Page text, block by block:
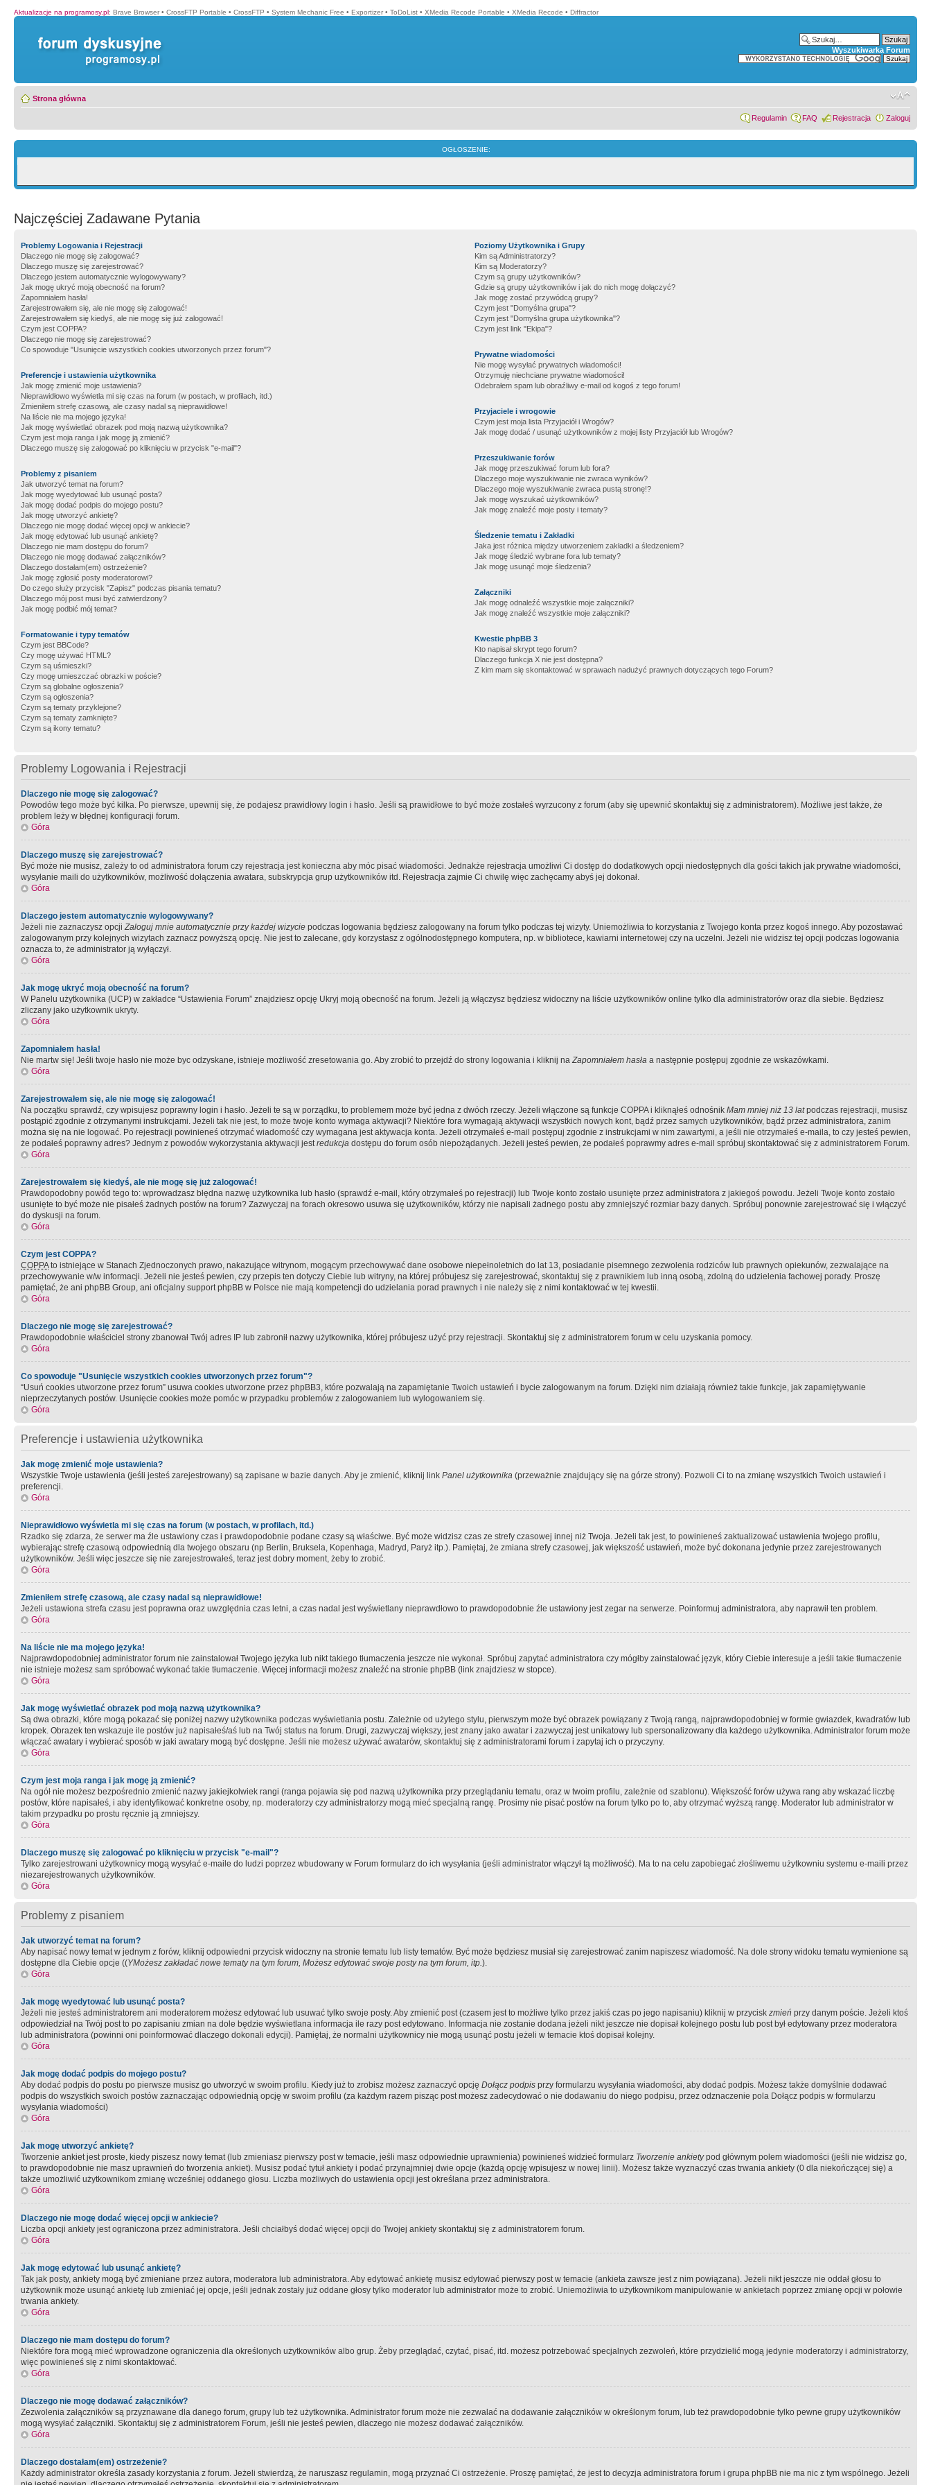
Aktualizacje na programosy.pl: Brave Browser • CrossFTP Portable • CrossFTP • System Mechanic Free • Exportizer • ToDoList • XMedia Recode Portable • XMedia Recode • Diffractor
Wyszukiwarka Forum
Strona główna
Regulamin FAQ Rejestracja Zaloguj
OGŁOSZENIE:
Najczęściej Zadawane Pytania
Problemy Logowania i Rejestracji
Dlaczego nie mogę się zalogować?
Dlaczego muszę się zarejestrować?
Dlaczego jestem automatycznie wylogowywany?
Jak mogę ukryć moją obecność na forum?
Zapomniałem hasła!
Zarejestrowałem się, ale nie mogę się zalogować!
Zarejestrowałem się kiedyś, ale nie mogę się już zalogować!
Czym jest COPPA?
Dlaczego nie mogę się zarejestrować?
Co spowoduje "Usunięcie wszystkich cookies utworzonych przez forum"?
Preferencje i ustawienia użytkownika
Jak mogę zmienić moje ustawienia?
Nieprawidłowo wyświetla mi się czas na forum (w postach, w profilach, itd.)
Zmieniłem strefę czasową, ale czasy nadal są nieprawidłowe!
Na liście nie ma mojego języka!
Jak mogę wyświetlać obrazek pod moją nazwą użytkownika?
Czym jest moja ranga i jak mogę ją zmienić?
Dlaczego muszę się zalogować po kliknięciu w przycisk "e-mail"?
Problemy z pisaniem
Jak utworzyć temat na forum?
Jak mogę wyedytować lub usunąć posta?
Jak mogę dodać podpis do mojego postu?
Jak mogę utworzyć ankietę?
Dlaczego nie mogę dodać więcej opcji w ankiecie?
Jak mogę edytować lub usunąć ankietę?
Dlaczego nie mam dostępu do forum?
Dlaczego nie mogę dodawać załączników?
Dlaczego dostałam(em) ostrzeżenie?
Jak mogę zgłosić posty moderatorowi?
Do czego służy przycisk "Zapisz" podczas pisania tematu?
Dlaczego mój post musi być zatwierdzony?
Jak mogę podbić mój temat?
Formatowanie i typy tematów
Czym jest BBCode?
Czy mogę używać HTML?
Czym są uśmieszki?
Czy mogę umieszczać obrazki w poście?
Czym są globalne ogłoszenia?
Czym są ogłoszenia?
Czym są tematy przyklejone?
Czym są tematy zamknięte?
Czym są ikony tematu?
Poziomy Użytkownika i Grupy
Kim są Administratorzy?
Kim są Moderatorzy?
Czym są grupy użytkowników?
Gdzie są grupy użytkowników i jak do nich mogę dołączyć?
Jak mogę zostać przywódcą grupy?
Czym jest "Domyślna grupa"?
Czym jest "Domyślna grupa użytkownika"?
Czym jest link "Ekipa"?
Prywatne wiadomości
Nie mogę wysyłać prywatnych wiadomości!
Otrzymuję niechciane prywatne wiadomości!
Odebrałem spam lub obraźliwy e-mail od kogoś z tego forum!
Przyjaciele i wrogowie
Czym jest moja lista Przyjaciół i Wrogów?
Jak mogę dodać / usunąć użytkowników z mojej listy Przyjaciół lub Wrogów?
Przeszukiwanie forów
Jak mogę przeszukiwać forum lub fora?
Dlaczego moje wyszukiwanie nie zwraca wyników?
Dlaczego moje wyszukiwanie zwraca pustą stronę!?
Jak mogę wyszukać użytkowników?
Jak mogę znaleźć moje posty i tematy?
Śledzenie tematu i Zakładki
Jaka jest różnica między utworzeniem zakładki a śledzeniem?
Jak mogę śledzić wybrane fora lub tematy?
Jak mogę usunąć moje śledzenia?
Załączniki
Jak mogę odnaleźć wszystkie moje załączniki?
Jak mogę znaleźć wszystkie moje załączniki?
Kwestie phpBB 3
Kto napisał skrypt tego forum?
Dlaczego funkcja X nie jest dostępna?
Z kim mam się skontaktować w sprawach nadużyć prawnych dotyczących tego Forum?
Problemy Logowania i Rejestracji
Dlaczego nie mogę się zalogować?
Powodów tego może być kilka. Po pierwsze, upewnij się, że podajesz prawidłowy login i hasło. Jeśli są prawidłowe to być może zostałeś wyrzucony z forum (aby się upewnić skontaktuj się z administratorem). Możliwe jest także, że
problem leży w błędnej konfiguracji forum.
Góra
Dlaczego muszę się zarejestrować?
Być może nie musisz, zależy to od administratora forum czy rejestracja jest konieczna aby móc pisać wiadomości. Jednakże rejestracja umożliwi Ci dostęp do dodatkowych opcji niedostępnych dla gości takich jak prywatne wiadomości,
wysyłanie maili do użytkowników, możliwość dołączenia awatara, subskrypcja grup użytkowników itd. Rejestracja zajmie Ci chwilę więc zachęcamy abyś jej dokonał.
Góra
Dlaczego jestem automatycznie wylogowywany?
Jeżeli nie zaznaczysz opcjiZaloguj mnie automatycznie przy każdej wizycie podczas logowania będziesz zalogowany na forum tylko podczas tej wizyty. Uniemożliwia to korzystania z Twojego konta przez kogoś innego. Aby pozostawać
zalogowanym przy kolejnych wizytach zaznacz powyższą opcję. Nie jest to zalecane, gdy korzystasz z ogólnodostępnego komputera, np. w bibliotece, kawiarni internetowej czy na uczelni. Jeżeli nie widzisz tej opcji podczas logowania
oznacza to, że administrator ją wyłączył.
Góra
Jak mogę ukryć moją obecność na forum?
W Panelu użytkownika (UCP) w zakładce “Ustawienia Forum” znajdziesz opcję Ukryj moją obecność na forum. Jeżeli ją włączysz będziesz widoczny na liście użytkowników online tylko dla administratorów oraz dla siebie. Będziesz
zliczany jako użytkownik ukryty.
Góra
Zapomniałem hasła!
Nie martw się! Jeśli twoje hasło nie może byc odzyskane, istnieje możliwość zresetowania go. Aby zrobić to przejdź do strony logowania i kliknij naZapomniałem hasła a następnie postępuj zgodnie ze wskazówkami.
Góra
Zarejestrowałem się, ale nie mogę się zalogować!
Na początku sprawdź, czy wpisujesz poprawny login i hasło. Jeżeli te są w porządku, to problemem może być jedna z dwóch rzeczy. Jeżeli włączone są funkcje COPPA i kliknąłeś odnośnik Mam mniej niż 13 latpodczas rejestracji, musisz
postąpić zgodnie z otrzymanymi instrukcjami. Jeżeli tak nie jest, to może twoje konto wymaga aktywacji? Niektóre fora wymagają aktywacji wszystkich nowych kont, bądź przez samych użytkowników, bądź przez administratora, zanim
można się na nie logować. Po rejestracji powinieneś otrzymać wiadomość czy wymagana jest aktywacja konta. Jeżeli otrzymałeś e-mail postępuj zgodnie z instrukcjami w nim zawartymi, a jeśli nie otrzymałeś e-maila, to czy jesteś pewien,
że podałeś poprawny adres? Jednym z powodów wykorzystania aktywacji jestredukcja dostępu do forum osób niepożądanych. Jeżeli jesteś pewien, że podałeś poprawmy adres e-mail spróbuj skontaktować się z administratorem Forum.
Góra
Zarejestrowałem się kiedyś, ale nie mogę się już zalogować!
Prawdopodobny powód tego to: wprowadzasz błędna nazwę użytkownika lub hasło (sprawdź e-mail, który otrzymałeś po rejestracji) lub Twoje konto zostało usunięte przez administratora z jakiegoś powodu. Jeżeli Twoje konto zostało
usunięte to być może nie pisałeś żadnych postów na forum? Zazwyczaj na forach okresowo usuwa się użytkowników, którzy nie napisali żadnego postu aby zmniejszyć rozmiar bazy danych. Spróbuj ponownie zarejestrować się i włączyć
do dyskusji na forum.
Góra
Czym jest COPPA?
COPPAto istniejące w Stanach Zjednoczonych prawo, nakazujące witrynom, mogącym przechowywać dane osobowe niepełnoletnich do lat 13, posiadanie pisemnego zezwolenia rodziców lub prawnych opiekunów, zezwalające na
przechowywanie w/w informacji. Jeżeli nie jesteś pewien, czy przepis ten dotyczy Ciebie lub witryny, na której próbujesz się zarejestrować, skontaktuj się z prawnikiem lub inną osobą, zdolną do udzielenia fachowej porady. Proszę
pamiętać, że ani phpBB Group, ani oficjalny support phpBB w Polsce nie mają kompetencji do udzielania porad prawnych i nie należy się z nimi kontaktować w tej kwestii.
Góra
Dlaczego nie mogę się zarejestrować?
Prawdopodobnie właściciel strony zbanował Twój adres IP lub zabronił nazwy użytkownika, której próbujesz użyć przy rejestracji. Skontaktuj się z administratorem forum w celu uzyskania pomocy.
Góra
Co spowoduje "Usunięcie wszystkich cookies utworzonych przez forum"?
“Usuń cookies utworzone przez forum” usuwa cookies utworzone przez phpBB3, które pozwalają na zapamiętanie Twoich ustawień i bycie zalogowanym na forum. Dzięki nim działają również takie funkcje, jak zapamiętywanie
nieprzeczytanych postów. Usunięcie cookies może pomóc w przypadku problemów z zalogowaniem lub wylogowaniem się.
Góra
Preferencje i ustawienia użytkownika
Jak mogę zmienić moje ustawienia?
Wszystkie Twoje ustawienia (jeśli jesteś zarejestrowany) są zapisane w bazie danych. Aby je zmienić, kliknij link Panel użytkownika (przeważnie znajdujący się na górze strony). Pozwoli Ci to na zmianę wszystkich Twoich ustawień i
preferencji.
Góra
Nieprawidłowo wyświetla mi się czas na forum (w postach, w profilach, itd.)
Rzadko się zdarza, że serwer ma źle ustawiony czas i prawdopodobnie podane czasy są właściwe. Być może widzisz czas ze strefy czasowej innej niż Twoja. Jeżeli tak jest, to powinieneś zaktualizować ustawienia twojego profilu,
wybierając strefę czasową odpowiednią dla twojego obszaru (np Berlin, Bruksela, Kopenhaga, Madryd, Paryż itp.). Pamiętaj, że zmiana strefy czasowej, jak większość ustawień, może być dokonana jedynie przez zarejestrowanych
użytkowników. Jeśli więc jeszcze się nie zarejestrowałeś, teraz jest dobry moment, żeby to zrobić.
Góra
Zmieniłem strefę czasową, ale czasy nadal są nieprawidłowe!
Jeżeli ustawiona strefa czasu jest poprawna oraz uwzględnia czas letni, a czas nadal jest wyświetlany nieprawdłowo to prawdopodobnie źle ustawiony jest zegar na serwerze. Poinformuj administratora, aby naprawił ten problem.
Góra
Na liście nie ma mojego języka!
Najprawdopodobniej administrator forum nie zainstalował Twojego języka lub nikt takiego tłumaczenia jeszcze nie wykonał. Spróbuj zapytać administratora czy mógłby zainstalować język, który Ciebie interesuje a jeśli takie tłumaczenie
nie istnieje możesz sam spróbować wykonać takie tłumaczenie. Więcej informacji możesz znaleźć na stronie phpBB (link znajdziesz w stopce).
Góra
Jak mogę wyświetlać obrazek pod moją nazwą użytkownika?
Są dwa obrazki, które mogą pokazać się poniżej nazwy użytkownika podczas wyświetlania postu. Zależnie od użytego stylu, pierwszym może być obrazek powiązany z Twoją rangą, najprawdopodobniej w formie gwiazdek, kwadratów lub
kropek. Obrazek ten wskazuje ile postów już napisałeś/aś lub na Twój status na forum. Drugi, zazwyczaj większy, jest znany jako awatar i zazwyczaj jest unikatowy lub spersonalizowany dla każdego użytkownika. Administrator forum może
włączać awatary i wybierać sposób w jaki awatary mogą być dostępne. Jeśli nie możesz używać awatarów, skontaktuj się z administratorami forum i zapytaj ich o przyczyny.
Góra
Czym jest moja ranga i jak mogę ją zmienić?
Na ogół nie możesz bezpośrednio zmienić nazwy jakiejkolwiek rangi (ranga pojawia się pod nazwą użytkownika przy przeglądaniu tematu, oraz w twoim profilu, zależnie od szablonu). Większość forów używa rang aby wskazać liczbę
postów, które napisałeś, i aby identyfikować konkretne osoby, np. moderatorzy czy administratorzy mogą mieć specjalną rangę. Prosimy nie pisać postów na forum tylko po to, aby otrzymać wyższą rangę. Moderator lub administrator w
takim przypadku po prostu ręcznie ją zmniejszy.
Góra
Dlaczego muszę się zalogować po kliknięciu w przycisk "e-mail"?
Tylko zarejestrowani użytkownicy mogą wysyłać e-maile do ludzi poprzez wbudowany w Forum formularz do ich wysyłania (jeśli administrator włączył tą możliwość). Ma to na celu zapobiegać złośliwemu użytkowniu systemu e-maili przez
niezarejestrowanych użytkowników.
Góra
Problemy z pisaniem
Jak utworzyć temat na forum?
Aby napisać nowy temat w jednym z forów, kliknij odpowiedni przycisk widoczny na stronie tematu lub listy tematów. Być może będziesz musiał się zarejestrować zanim napiszesz wiadomość. Na dole strony widoku tematu wymienione są
dostępne dla Ciebie opcje ((YMożesz zakładać nowe tematy na tym forum, Możesz edytować swoje posty na tym forum, itp.).
Góra
Jak mogę wyedytować lub usunąć posta?
Jeżeli nie jesteś administratorem ani moderatorem możesz edytować lub usuwać tylko swoje posty. Aby zmienić post (czasem jest to możliwe tylko przez jakiś czas po jego napisaniu) kliknij w przycisk zmień przy danym poście. Jeżeli ktoś
odpowiedział na Twój post to po zapisaniu zmian na dole będzie wyświetlana informacja ile razy post edytowano. Informacja nie zostanie dodana jeżeli nikt jeszcze nie dopisał kolejnego postu lub post był edytowany przez moderatora
lub administratora (powinni oni poinformować dlaczego dokonali edycji). Pamiętaj, że normalni użytkownicy nie mogą usunąć postu jeżeli w temacie ktoś dopisał kolejny.
Góra
Jak mogę dodać podpis do mojego postu?
Aby dodać podpis do postu po pierwsze musisz go utworzyć w swoim profilu. Kiedy już to zrobisz możesz zaznaczyć opcję Dołącz podpis przy formularzu wysyłania wiadomości, aby dodać podpis. Możesz także domyślnie dodawać
podpis do wszystkich swoich postów zaznaczając odpowiednią opcję w swoim profilu (za każdym razem pisząc post możesz zadecydować o nie dodawaniu do niego podpisu, przez odznaczenie pola Dołącz podpis w formularzu
wysyłania wiadomości)
Góra
Jak mogę utworzyć ankietę?
Tworzenie ankiet jest proste, kiedy piszesz nowy temat (lub zmieniasz pierwszy post w temacie, jeśli masz odpowiednie uprawnienia) powinieneś widzieć formularz Tworzenie ankietypod głównym polem wiadomości (jeśli nie widzisz go,
to prawdopodobnie nie masz uprawnień do tworzenia ankiet). Musisz podać tytuł ankiety i podać przynajmniej dwie opcje (każdą opcję wpisujesz w nowej linii). Możesz także wyznaczyć czas trwania ankiety (0 dla niekończącej się) a
także umożliwić użytkownikom zmianę wcześniej oddanego głosu. Liczba możliwych do ustawienia opcji jest określana przez administratora.
Góra
Dlaczego nie mogę dodać więcej opcji w ankiecie?
Liczba opcji ankiety jest ograniczona przez administratora. Jeśli chciałbyś dodać więcej opcji do Twojej ankiety skontaktuj się z administratorem forum.
Góra
Jak mogę edytować lub usunąć ankietę?
Tak jak posty, ankiety mogą być zmieniane przez autora, moderatora lub administratora. Aby edytować ankietę musisz edytować pierwszy post w temacie (ankieta zawsze jest z nim powiązana). Jeżeli nikt jeszcze nie oddał głosu to
użytkownik może usunąć ankietę lub zmieniać jej opcje, jeśli jednak zostały już oddane głosy tylko moderator lub administrator może to zrobić. Uniemożliwia to użytkownikom manipulowanie w ankietach poprzez zmianę opcji w połowie
trwania ankiety.
Góra
Dlaczego nie mam dostępu do forum?
Niektóre fora mogą mieć wprowadzone ograniczenia dla określonych użytkowników albo grup. Żeby przeglądać, czytać, pisać, itd. możesz potrzebować specjalnych zezwoleń, które przydzielić mogą jedynie moderatorzy i administratorzy,
więc powinieneś się z nimi skontaktować.
Góra
Dlaczego nie mogę dodawać załączników?
Zezwolenia załączników są przyznawane dla danego forum, grupy lub też użytkownika. Administrator forum może nie zezwalać na dodawanie załączników w określonym forum, lub też prawdopodobnie tylko pewne grupy użytkowników
mogą wysyłać załączniki. Skontaktuj się z administratorem Forum, jeśli nie jesteś pewien, dlaczego nie możesz dodawać załączników.
Góra
Dlaczego dostałam(em) ostrzeżenie?
Każdy administrator określa zasady korzystania z forum. Jeżeli stwierdzą, że naruszasz regulamin, mogą przyznać Ci ostrzeżenie. Proszę pamiętać, że jest to decyzja administratora forum i grupa phpBB nie ma nic z tym wspólnego. Jeżeli